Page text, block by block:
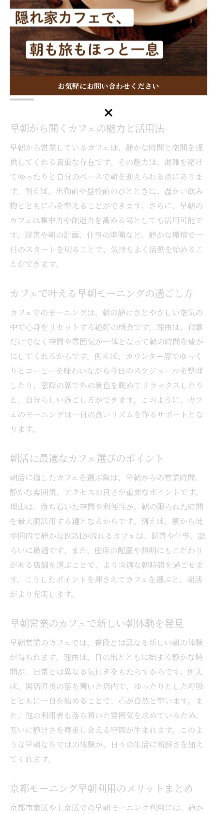
せるカフェが人気です。朝から満足感を得られること
で、その日一日を前向きにスタートできます。
早朝営業を探すならカフェがおすす
早朝から開くカフェの魅力と活用法
早朝から営業しているカフェは、静かな時間と空間を提
供してくれる貴重な存在です。その魅力は、混雑を避け
てゆったりと自分のペースで朝を迎えられる点にありま
す。例えば、出勤前や登校前のひとときに、温かい飲み
物とともに心を整えることができます。さらに、早朝の
カフェは集中力や創造力を高める場としても活用可能で
す。読書や朝の計画、仕事の準備など、静かな環境で一
日のスタートを切ることで、気持ちよく活動を始めるこ
とができます。
カフェで叶える早朝モーニングの過ごし方
カフェでのモーニングは、朝の静けさとやさしい空気の
中で心身をリセットする絶好の機会です。理由は、食事
だけでなく空間や雰囲気が一体となって朝の時間を豊か
にしてくれるからです。例えば、カウンター席でゆっく
りとコーヒーを味わいながら今日のスケジュールを整理
したり、窓際の席で外の景色を眺めてリラックスしたり
と、自分らしい過ごし方ができます。このように、カフ
ェのモーニングは一日の良いリズムを作るサポートとな
ります。
朝活に最適なカフェ選びのポイント
朝活に適したカフェを選ぶ際は、早朝からの営業時間、
静かな雰囲気、アクセスの良さが重要なポイントです。
理由は、落ち着いた空間や利便性が、朝の限られた時間
を最大限活用する鍵となるからです。例えば、駅から徒
歩圏内で静かなBGMが流れるカフェは、読書や仕事、語
らいに最適です。また、座席の配置や照明にもこだわり
がある店舗を選ぶことで、より快適な朝時間を過ごせま
す。こうしたポイントを押さえてカフェを選ぶと、朝活
がより充実します。
早朝営業のカフェで新しい朝体験を発見
早朝営業のカフェでは、普段とは異なる新しい朝の体験
が得られます。理由は、日の出とともに始まる静かな時
間が、日常とは異なる気付きをもたらすからです。例え
ば、開店直後の落ち着いた店内で、ゆったりとした呼吸
とともに一日を始めることで、心が自然と整います。ま
た、他の利用者も落ち着いた雰囲気を求めているため、
互いに静けさを尊重し合える空間が生まれます。このよ
うな早朝ならではの体験が、日々の生活に新鮮さを加え
てくれます。
京都モーニング早朝利用のメリットまとめ
京都市南区や上京区での早朝モーニング利用には、静か
お気軽にお問い合わせください
お気軽にお問い合わせください